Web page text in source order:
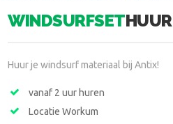
WINDSURFSETHUUR
Huur je windsurf materiaal bij Antix!
vanaf 2 uur huren
Locatie Workum